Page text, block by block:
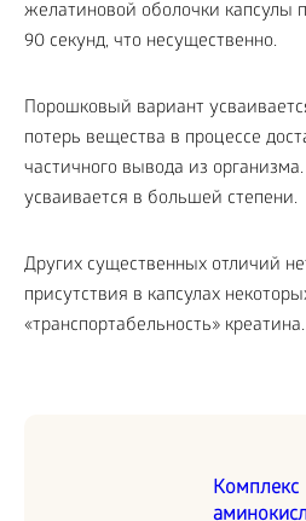
желатиновой оболочки капсулы
90 секунд, что несущественно.
Порошковый вариант
потерь вещества в процессе
частичного вывода из
усваивается в большей степени.
Других существенных отличий
присутствия в капсулах
«транспортабельность» креатина.
Комплекс